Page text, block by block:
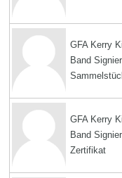
GFA Kerry
Band
GFA Kerry
Band
Zertifikat